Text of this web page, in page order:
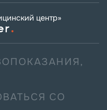
центр»
СО